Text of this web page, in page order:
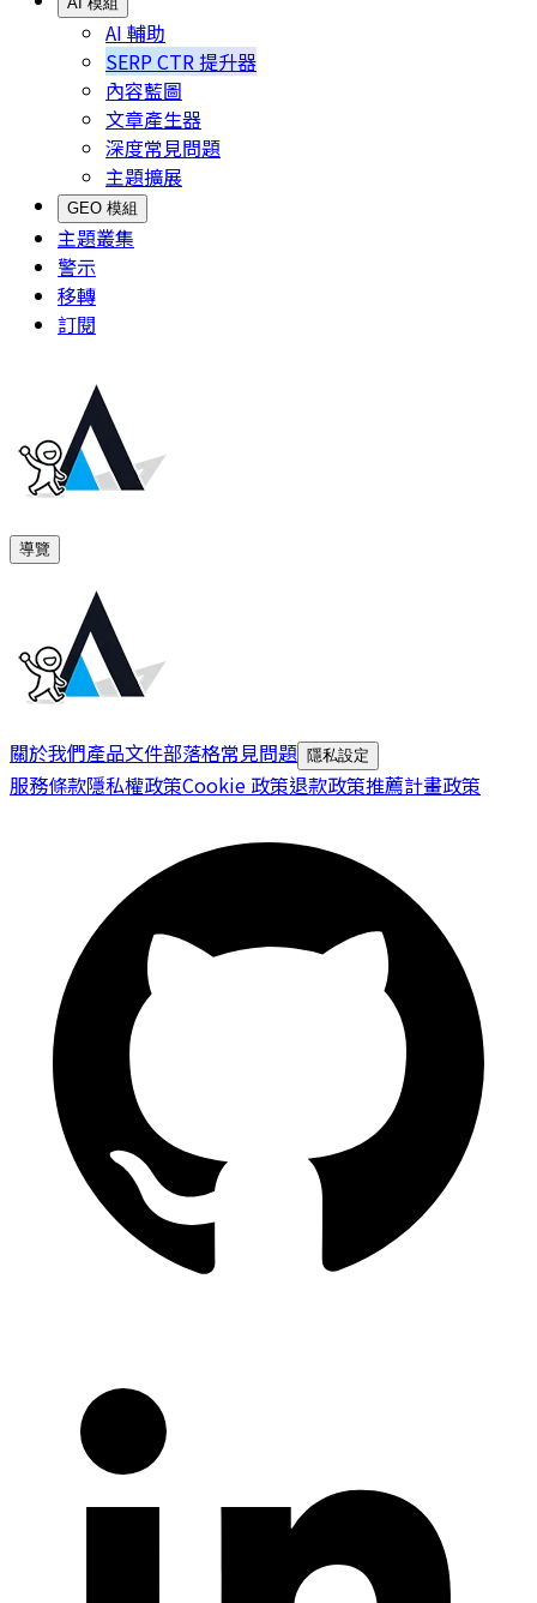
AI 輔助
SERP CTR 提升器
內容藍圖
文章產生器
深度常見問題
主題擴展
GEO 模組
主題叢集
警示
移轉
訂閱
導覽
關於我們產品文件部落格常見問題 隱私設定
服務條款隱私權政策Cookie 政策退款政策推薦計畫政策